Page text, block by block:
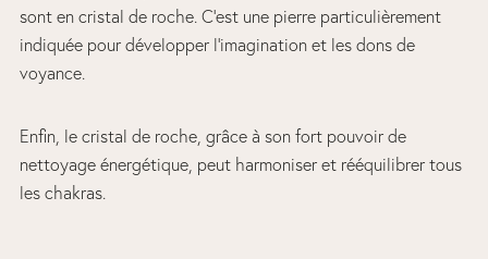
sont en cristal de roche. C’est une pierre particulièrement
indiquée pour développer l’imagination et les dons de
voyance.
Enfin, le cristal de roche, grâce à son fort pouvoir de
nettoyage énergétique, peut harmoniser et rééquilibrer tous
les chakras.